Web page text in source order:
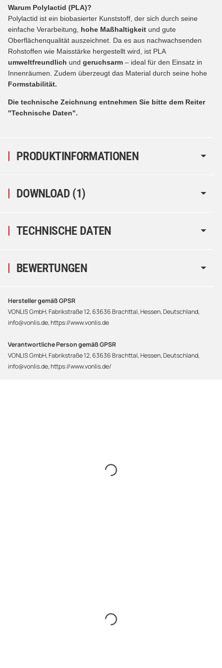
PRODUKTINFORMATIONEN
Warum Polylactid (PLA)?
Polylactid ist ein biobasierter Kunststoff, der sich durch seine
einfache Verarbeitung, hohe Maßhaltigkeit und gute
Oberflächenqualität auszeichnet. Da es aus nachwachsenden
Rohstoffen wie Maisstärke hergestellt wird, ist PLA
umweltfreundlich und geruchsarm – ideal für den Einsatz in
Innenräumen. Zudem überzeugt das Material durch seine hohe
Formstabilität.
Die technische Zeichnung entnehmen Sie bitte dem Reiter
"Technische Daten".
DOWNLOAD (1)
TECHNISCHE DATEN
BEWERTUNGEN
Hersteller gemäß GPSR
VONLIS GmbH, Fabrikstraße 12, 63636 Brachttal, Hessen, Deutschland,
info@vonlis.de, https://www.vonlis.de
Verantwortliche Person gemäß GPSR
VONLIS GmbH, Fabrikstraße 12, 63636 Brachttal, Hessen, Deutschland,
info@vonlis.de, https://www.vonlis.de/